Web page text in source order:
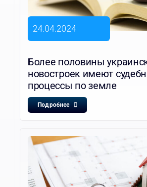
24.04.2024
Более половины
новостроек имеют
процессы по земле
Подробнее